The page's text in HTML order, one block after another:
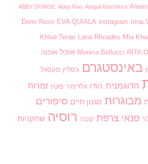
ABBY DOWSE Abby Rao Abigail Ratchford
Demi Rose EVA QUIALA instagram Irina
Khloë Terae Lana Rhoades Mia
Monica Bellucci RITA אוכל אופנה
באינסטגרם ג'סליין מקסוול
הדוגמנית הודו וולדימיר פוטין זמרות
מבוגרות סגנון חיים סיפורים
פנאי צרפת קובה רוסיה שחקניות